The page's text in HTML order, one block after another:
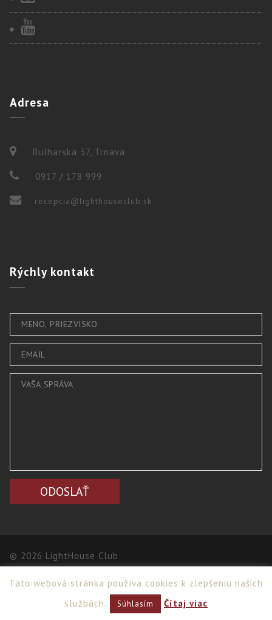
Adresa
Bulharska 37, Trnava
0917 / 178 999
recepcia@lighthouseclub.sk
Rýchlykontakt
© 2026 LightHouse Club
Webdesign,PPC >
Táto webová stránka používa cookies k zlepšeniu našich
službách.
Súhlasím Čítaj viac